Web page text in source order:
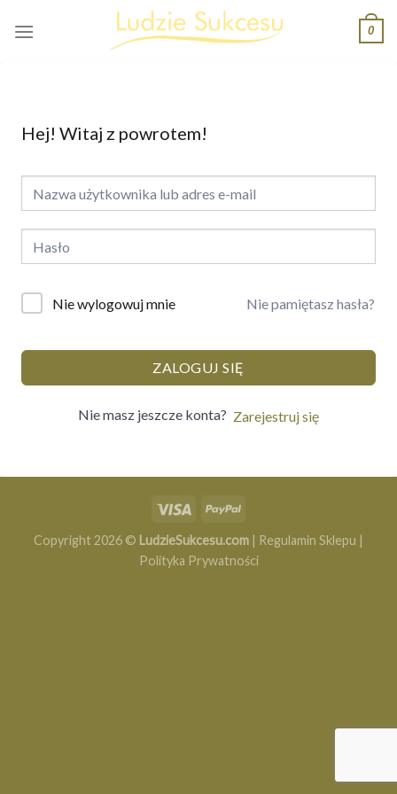
0
Hej! Witaj z powrotem!
Nie wylogowuj mnie Nie pamiętasz hasła?
ZALOGUJ SIĘ
Nie masz jeszcze konta? Zarejestruj się
Copyright 2026 © LudzieSukcesu.com | Regulamin Sklepu |
Polityka Prywatności